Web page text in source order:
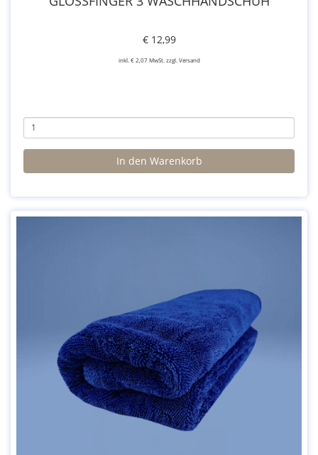
€ 12,99
inkl. € 2,07 MwSt. zzgl. Versand
In den Warenkorb